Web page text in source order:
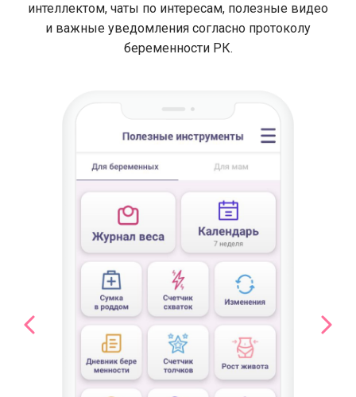
интеллектом, чаты по интересам, полезные видео
и важные уведомления согласно протоколу
беременности РК.